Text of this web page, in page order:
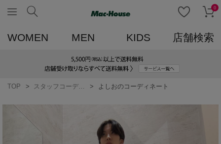
0
WOMEN MEN KIDS 店舗検索
TOP よしおのコーディネート